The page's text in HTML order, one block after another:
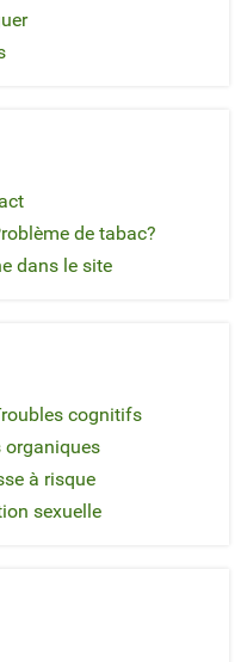
de tabac?
dans le site
cognitifs
organiques
à risque
sexuelle